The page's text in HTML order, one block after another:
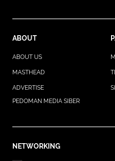
ABOUT
ABOUT US
MASTHEAD
ADVERTISE
PEDOMAN MEDIA SIBER
NETWORKING